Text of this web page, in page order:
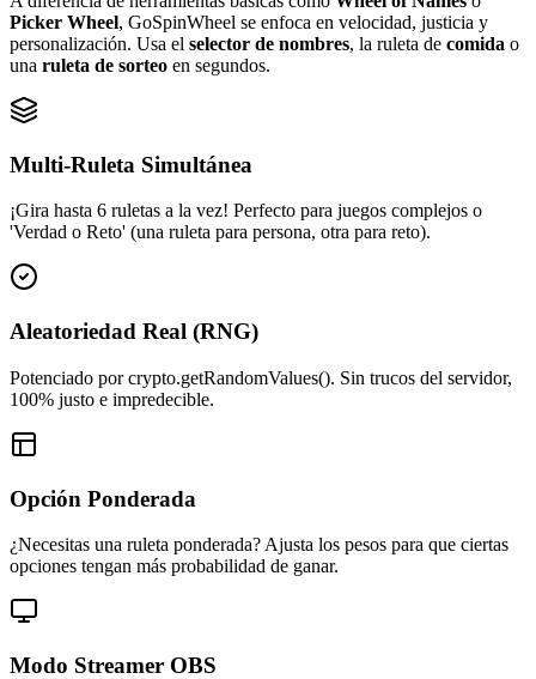
Picker Wheel, GoSpinWheel se enfoca en velocidad, justicia y
personalización. Usa el selector de nombres, la ruleta de comida o
una ruleta de sorteo en segundos.
Multi-Ruleta Simultánea
¡Gira hasta 6 ruletas a la vez! Perfecto para juegos complejos o
'Verdad o Reto' (una ruleta para persona, otra para reto).
Aleatoriedad Real (RNG)
Potenciado por crypto.getRandomValues(). Sin trucos del servidor,
100% justo e impredecible.
Opción Ponderada
¿Necesitas una ruleta ponderada? Ajusta los pesos para que ciertas
opciones tengan más probabilidad de ganar.
Modo Streamer OBS